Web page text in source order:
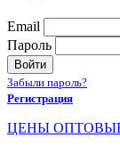
Email
Пароль
Войти
Забыли пароль?
Регистрация
ЦЕНЫ ОПТОВЫЕ!